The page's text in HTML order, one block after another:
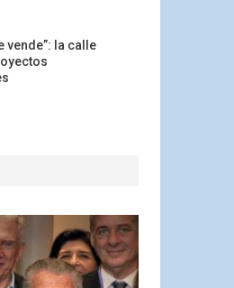
vende”: la calle